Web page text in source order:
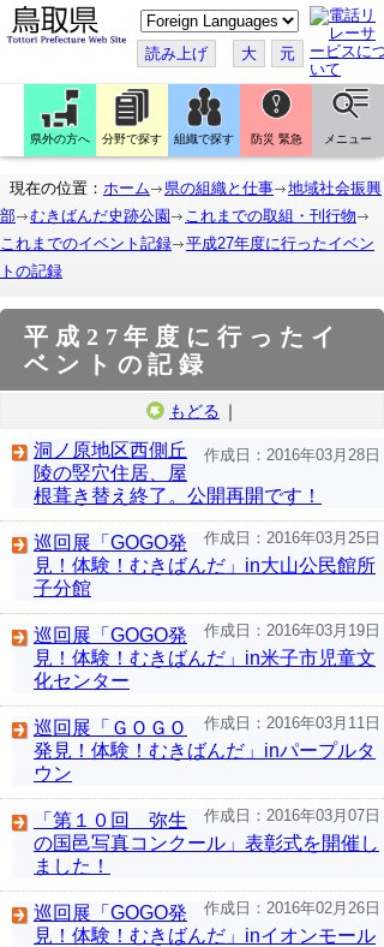
こ
の
ペ
ー
ジ
翻
訳
す
読み上げ 大 元
県外の方へ 分野で探す 組織で探す 防災 緊急 メニュー
現在の位置： ホーム 県の組織と仕事
地域社会振興
部
むきばんだ史跡公園
これまでの取組・刊行物
これまでのイベント記録
平成27年度に行ったイベン
トの記録
平成27年度に行ったイ
ベントの記録
もどる ｜
作成日：2016年03月28日
洞ノ原地区西側丘
陵の竪穴住居、屋
根葺き替え終了。公開再開です！
作成日：2016年03月25日
巡回展「GOGO発
見！体験！むきばんだ」in大山公民館所
子分館
作成日：2016年03月19日
巡回展「GOGO発
見！体験！むきばんだ」in米子市児童文
化センター
作成日：2016年03月11日
巡回展「ＧＯＧＯ
発見！体験！むきばんだ」inパープルタ
ウン
作成日：2016年03月07日
「第１０回 弥生
の国邑写真コンクール」表彰式を開催し
ました！
作成日：2016年02月26日
巡回展「GOGO発
見！体験！むきばんだ」inイオンモール